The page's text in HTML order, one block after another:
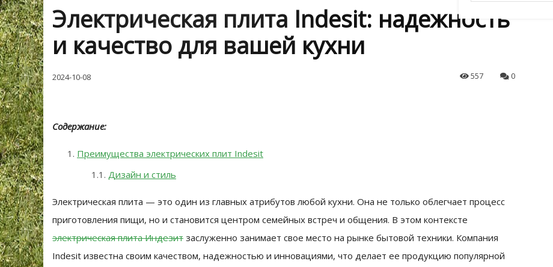
Электрическая плита Indesit: надежность
и качество для вашей кухни
2024-10-08 557 0
Содержание:
Преимущества электрических плит Indesit
Дизайн и стиль
Электрическая плита — это один из главных атрибутов любой кухни. Она не только облегчает процесс
приготовления пищи, но и становится центром семейных встреч и общения. В этом контексте
электрическая плита Индезит заслуженно занимает свое место на рынке бытовой техники. Компания
Indesit известна своим качеством, надежностью и инновациями, что делает ее продукцию популярной